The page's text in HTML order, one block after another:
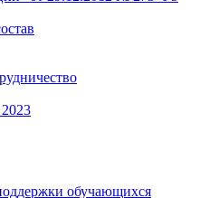
обучающихся